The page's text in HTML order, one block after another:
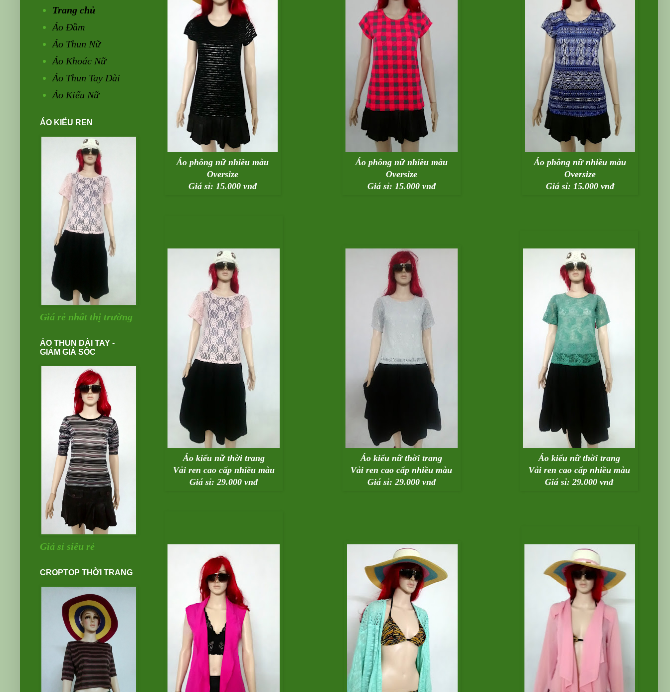
Áo phông nữ nhiều màu
Oversize
Giá sỉ: 15.000 vnđ
Áo phông nữ nhiều màu
Oversize
Giá sỉ: 15.000 vnđ
Áo phông nữ nhiều màu
Oversize
Giá sỉ: 15.000 vnđ
Áo kiểu nữ thời trang
Vải ren cao cấp nhiều màu
Giá sỉ: 29.000 vnđ
Áo kiểu nữ thời trang
Vải ren cao cấp nhiều màu
Giá sỉ: 29.000 vnđ
Áo kiểu nữ thời trang
Vải ren cao cấp nhiều màu
Giá sỉ: 29.000 vnđ
Trang chủ
Áo Đầm
Áo Thun Nữ
Áo Khoác Nữ
Áo Thun Tay Dài
Áo Kiểu Nữ
ÁO KIỂU REN
Giá rẻ nhất thị trường
ÁO THUN DÀI TAY -
GIẢM GIÁ SỐC
Giá sỉ siêu rẻ
CROPTOP THỜI TRANG